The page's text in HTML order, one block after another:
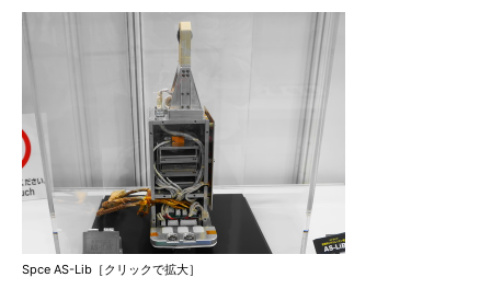
Spce AS-Lib［クリックで拡大］